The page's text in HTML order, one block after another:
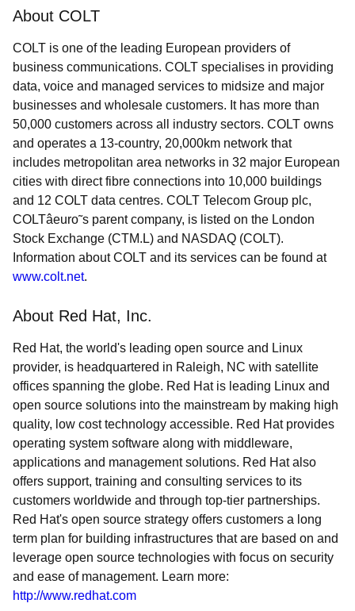
About COLT
COLT is one of the leading European providers of
business communications. COLT specialises in providing
data, voice and managed services to midsize and major
businesses and wholesale customers. It has more than
50,000 customers across all industry sectors. COLT owns
and operates a 13-country, 20,000km network that
includes metropolitan area networks in 32 major European
cities with direct fibre connections into 10,000 buildings
and 12 COLT data centres. COLT Telecom Group plc,
COLTâeuro˜s parent company, is listed on the London
Stock Exchange (CTM.L) and NASDAQ (COLT).
Information about COLT and its services can be found at
www.colt.net.
About Red Hat, Inc.
Red Hat, the world's leading open source and Linux
provider, is headquartered in Raleigh, NC with satellite
offices spanning the globe. Red Hat is leading Linux and
open source solutions into the mainstream by making high
quality, low cost technology accessible. Red Hat provides
operating system software along with middleware,
applications and management solutions. Red Hat also
offers support, training and consulting services to its
customers worldwide and through top-tier partnerships.
Red Hat's open source strategy offers customers a long
term plan for building infrastructures that are based on and
leverage open source technologies with focus on security
and ease of management. Learn more:
http://www.redhat.com